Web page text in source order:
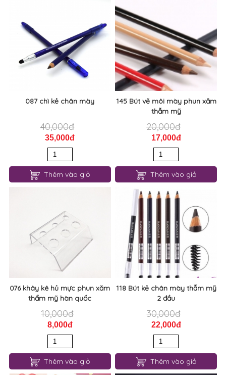
087 chì kẻ chân mày
40,000đ
35,000đ
Thêm vào giỏ
145 Bút vẽ môi mày phun xăm
thẫm mỹ
20,000đ
17,000đ
Thêm vào giỏ
076 khây kê hủ mực phun xăm
thẩm mỹ hàn quốc
10,000đ
8,000đ
Thêm vào giỏ
118 Bút kẻ chân mày thẫm mỹ
2 đầu
30,000đ
22,000đ
Thêm vào giỏ